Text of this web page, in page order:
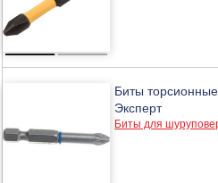
Биты
Эксперт
Биты для